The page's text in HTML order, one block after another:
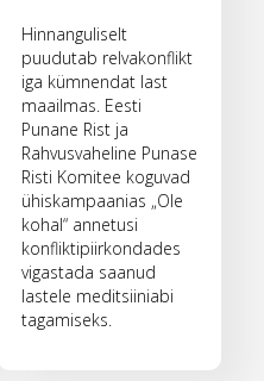
Hinnanguliselt
puudutab relvakonflikt
iga kümnendat last
maailmas. Eesti
Punane Rist ja
Rahvusvaheline Punase
Risti Komitee koguvad
ühiskampaanias „Ole
kohal“ annetusi
konfliktipiirkondades
vigastada saanud
lastele meditsiiniabi
tagamiseks.